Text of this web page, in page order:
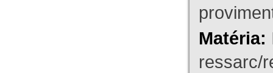
Matéria:
ressarc/